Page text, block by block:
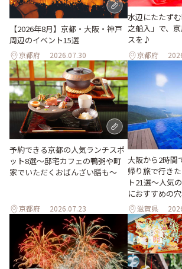
【2026年8月】京都・大阪・神戸
周辺のイベント15選
京都府 2026.07.30
水辺にたたず
之船入」で、
スを♪
京都府
予約できる京都の人気ランチスポ
ット8選～邸宅カフェの鴨粥や町
家でいただくおばんざい膳も～
京都府 2026.07.23
大阪から2時間
帰り旅で行き
ト21選～人気
におすすめの
滋賀県